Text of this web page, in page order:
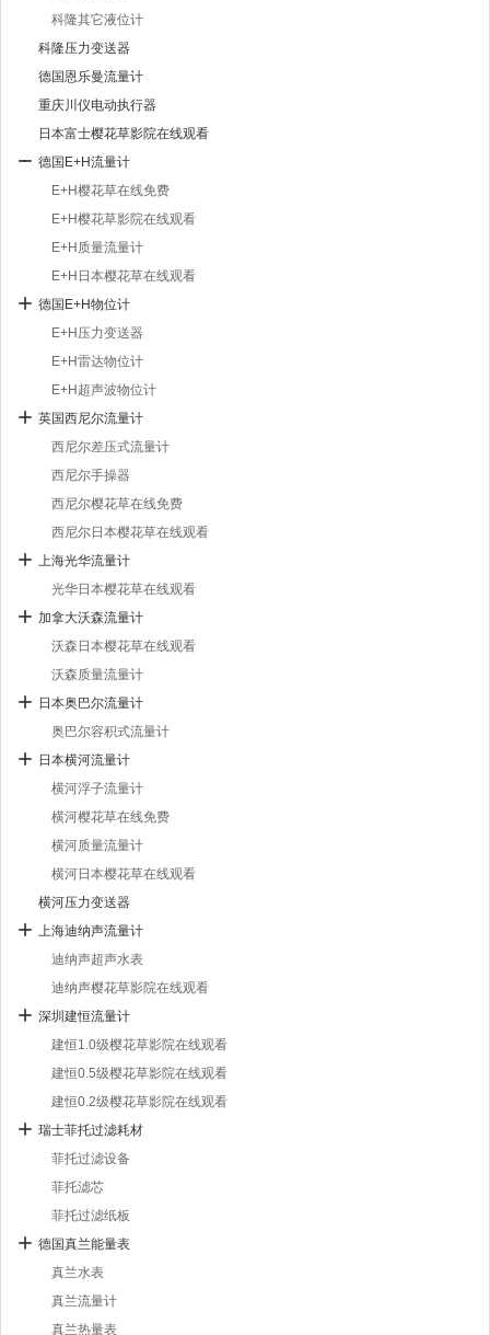
科隆其它液位计
科隆压力变送器
德国恩乐曼流量计
重庆川仪电动执行器
日本富士樱花草影院在线观看
德国E+H流量计
E+H樱花草在线免费
E+H樱花草影院在线观看
E+H质量流量计
E+H日本樱花草在线观看
德国E+H物位计
E+H压力变送器
E+H雷达物位计
E+H超声波物位计
英国西尼尔流量计
西尼尔差压式流量计
西尼尔手操器
西尼尔樱花草在线免费
西尼尔日本樱花草在线观看
上海光华流量计
光华日本樱花草在线观看
加拿大沃森流量计
沃森日本樱花草在线观看
沃森质量流量计
日本奥巴尔流量计
奥巴尔容积式流量计
日本横河流量计
横河浮子流量计
横河樱花草在线免费
横河质量流量计
横河日本樱花草在线观看
横河压力变送器
上海迪纳声流量计
迪纳声超声水表
迪纳声樱花草影院在线观看
深圳建恒流量计
建恒1.0级樱花草影院在线观看
建恒0.5级樱花草影院在线观看
建恒0.2级樱花草影院在线观看
瑞士菲托过滤耗材
菲托过滤设备
菲托滤芯
菲托过滤纸板
德国真兰能量表
真兰水表
真兰流量计
真兰热量表